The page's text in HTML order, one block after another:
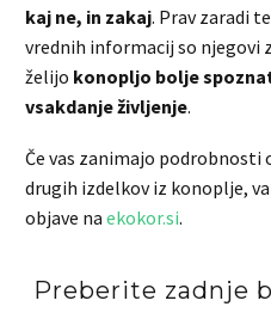
kaj ne, in zakaj. Prav zaradi
vrednih informacij so njegovi
želijo konopljo bolje
vsakdanje življenje.
Če vas zanimajo podrobnosti
drugih izdelkov iz konoplje,
objave na ekokor.si.
Preberite zadnje